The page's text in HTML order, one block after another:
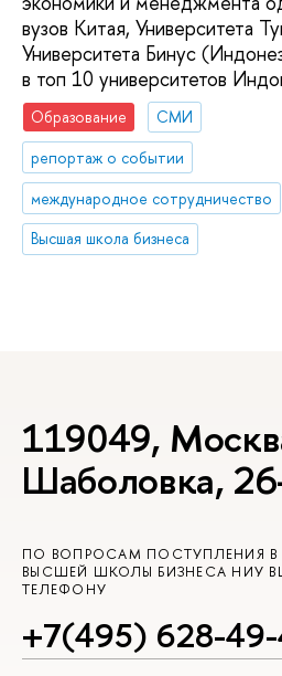
вузов Китая, Университета
Университета Бинус
в топ 10 университетов
Образование
СМИ
репортаж о событии
международное сотрудничество
Высшая школа бизнеса
119049,
Шаболовка,
ПО ВОПРОСАМ ПОСТУПЛЕНИЯ В
ВЫСШЕЙ ШКОЛЫ БИЗНЕСА НИУ
ТЕЛЕФОНУ
+7(495) 628-